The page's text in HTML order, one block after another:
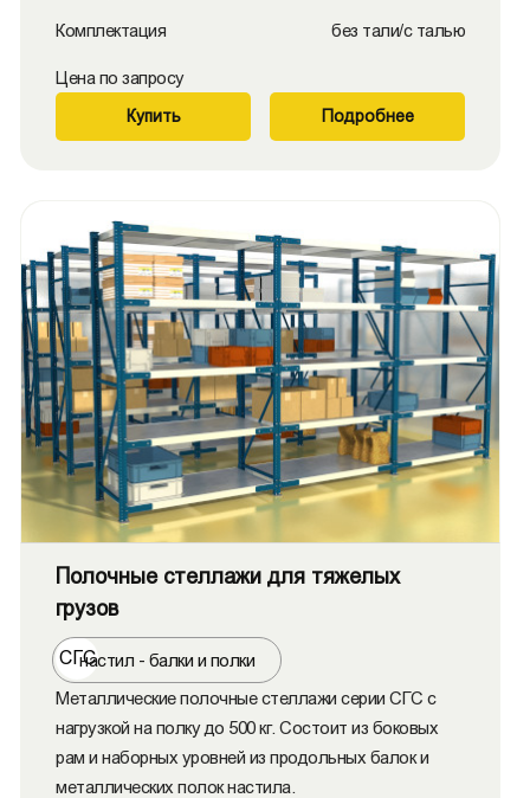
Комплектация без тали/с талью
Цена по запросу
Купить Подробнее
Полочные стеллажи для тяжелых
грузов
СГСнастил - балки и полки
Металлические полочные стеллажи серии СГС с
нагрузкой на полку до 500 кг. Состоит из боковых
рам и наборных уровней из продольных балок и
металлических полок настила.